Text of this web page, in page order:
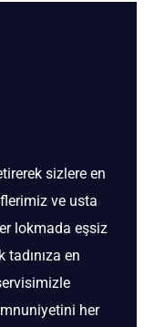
sizlere en
ve usta
lokmada eşsiz
en
her